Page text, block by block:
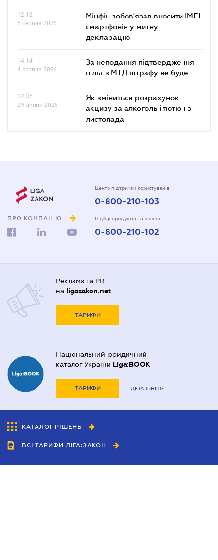
12.12
5 серпня 2026
Мінфін зобов'язав вносити IMEI
смартфонів у митну
декларацію
14.14
4 серпня 2026
За неподання підтвердження
пільг з МТД штрафу не буде
12.35
29 липня 2026
Як зміниться розрахунок
акцизу за алкоголь і тютюн з
листопада
ПРО КОМПАНІЮ
Центр підтримки користувачів
0-800-210-103
Підбір продуктів та рішень
0-800-210-102
Реклама та PR
на ligazakon.net
ТАРИФИ
Національний юридичний
каталог України Liga:BOOK
ТАРИФИ ДЕТАЛЬНІШЕ
КАТАЛОГ РІШЕНЬ
ВСІ ТАРИФИ ЛІГА:ЗАКОН